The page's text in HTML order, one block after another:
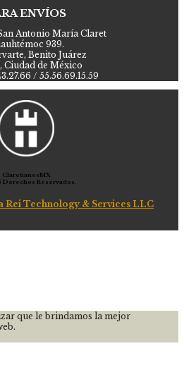
ENVÍOS
Antonio María Claret
939.
Benito Juárez
Ciudad de México
/ 55.56.69.15.59
ClaretianosMX
Reservados.
Rei Technology & Services LLC
que le brindamos la mejor